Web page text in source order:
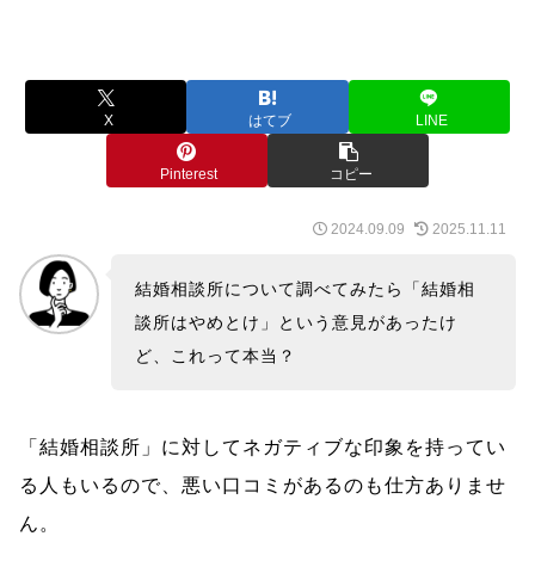
X はてブ LINE
Pinterest コピー
2024.09.09 2025.11.11
結婚相談所について調べてみたら「結婚相
談所はやめとけ」という意見があったけ
ど、これって本当？
「結婚相談所」に対してネガティブな印象を持ってい
る人もいるので、悪い口コミがあるのも仕方ありませ
ん。